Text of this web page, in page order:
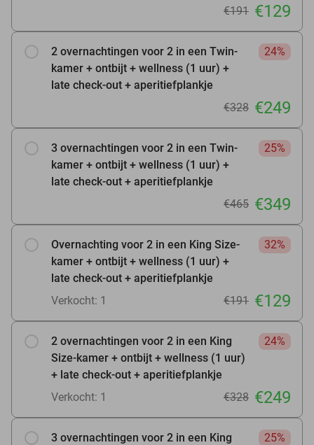
€191 €129
2 overnachtingen voor 2 in een Twin-
kamer + ontbijt + wellness (1 uur) +
late check-out + aperitiefplankje
24%
€328 €249
3 overnachtingen voor 2 in een Twin-
kamer + ontbijt + wellness (1 uur) +
late check-out + aperitiefplankje
25%
€465 €349
Overnachting voor 2 in een King Size-
kamer + ontbijt + wellness (1 uur) +
late check-out + aperitiefplankje
32%
Verkocht: 1 €191 €129
2 overnachtingen voor 2 in een King
Size-kamer + ontbijt + wellness (1 uur)
+ late check-out + aperitiefplankje
24%
Verkocht: 1 €328 €249
3 overnachtingen voor 2 in een King
25%